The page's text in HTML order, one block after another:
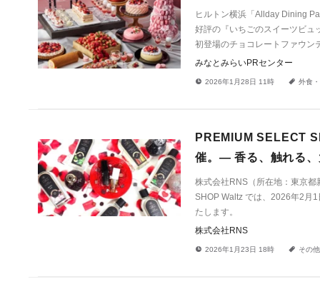
ヒルトン横浜「Allday Dining
好評の『いちごのスイーツビュ
初登場のチョコレートファウン
みなとみらいPRセンター
! 2026年1月28日 11時 a 外食
PREMIUM SELECT
催。― 香る、触れる
株式会社RNS（所在地：東京
SHOP Waltz では、2026年2月
たします。
株式会社RNS
! 2026年1月23日 18時 a その